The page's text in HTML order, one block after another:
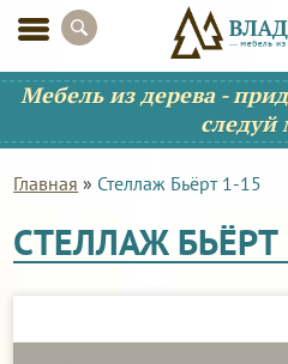
Мебель из дерева -
следуй
Главная » Стеллаж Бьёрт 1-15
СТЕЛЛАЖ БЬЁРТ